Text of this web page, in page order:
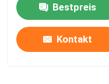
Bestpreis
Kontakt